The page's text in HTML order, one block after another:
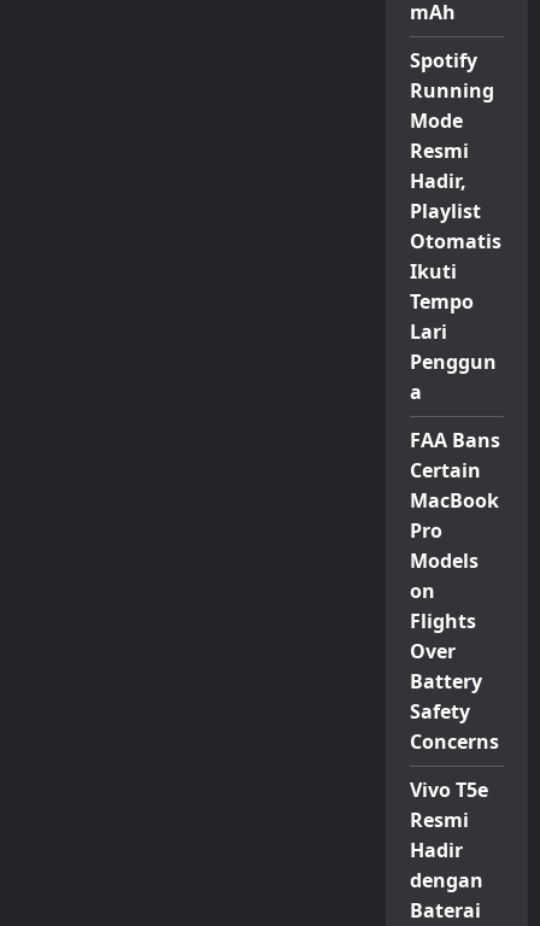
mAh
Spotify
Running
Mode
Resmi
Hadir,
Playlist
Otomatis
Ikuti
Tempo
Lari
Penggun
a
FAA Bans
Certain
MacBook
Pro
Models
on
Flights
Over
Battery
Safety
Concerns
Vivo T5e
Resmi
Hadir
dengan
Baterai